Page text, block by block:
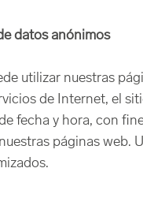
datos anónimos
utilizar nuestras
de Internet, el
fecha y hora, con
páginas web.